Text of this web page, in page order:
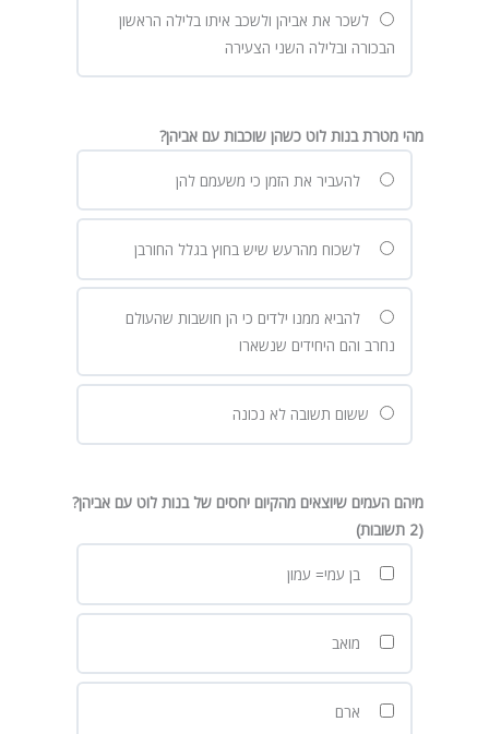
לשכר את אביהן ולשכב איתו בלילה הראשון
הבכורה ובלילה השני הצעירה
מהי מטרת בנות לוט כשהן שוכבות עם אביהן?
להעביר את הזמן כי משעמם להן
לשכוח מהרעש שיש בחוץ בגלל החורבן
להביא ממנו ילדים כי הן חושבות שהעולם
נחרב והם היחידים שנשארו
ששום תשובה לא נכונה
מיהם העמים שיוצאים מהקיום יחסים של בנות לוט עם אביהן?
(2 תשובות)
בן עמי= עמון
מואב
ארם